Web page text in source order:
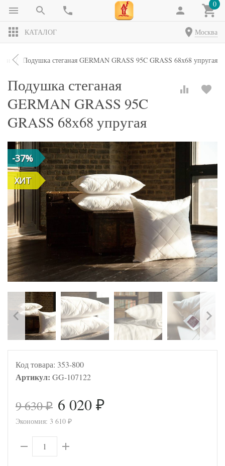
0
КАТАЛОГ Москва
Подушка стеганая GERMAN GRASS 95C GRASS 68х68 упругая
Подушка стеганая
GERMAN GRASS 95C
GRASS 68х68 упругая
-37%
ХИТ
Код товара: 353-800
Артикул: GG-107122
9 630₽ 6 020 ₽
Экономия: 3 610 ₽